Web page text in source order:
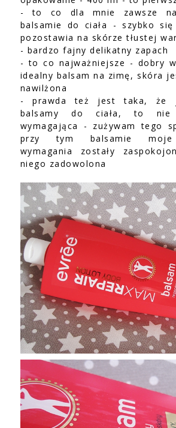
- to co dla mnie zawsze
balsamie do ciała - szybko
pozostawia na skórze tłustej
- bardzo fajny delikatny zapach
- to co najważniejsze - dobry
idealny balsam na zimę, skóra
nawilżona
- prawda też jest taka, że
balsamy do ciała, to nie
wymagająca - zużywam tego
przy tym balsamie moje
wymagania zostały
niego zadowolona